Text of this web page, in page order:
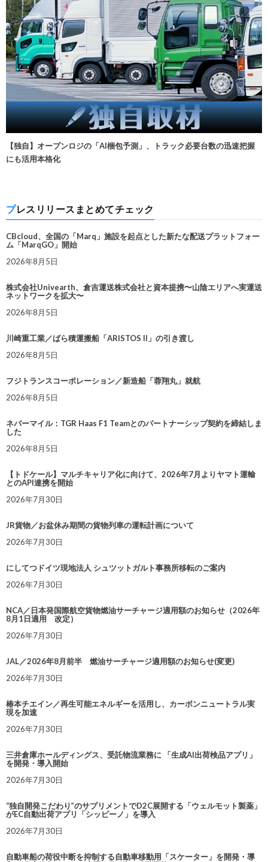
【独自】オープンロジの「AI梱包予測」、トラック必要台数の迅速把握
にも活用本格化
プレスリリースまとめてチェック
CBcloud、全国の「Marq」施設を起点とした新たな配送プラットフォー
ム「MarqGO」開始
2026年8月5日
株式会社Univearth、倉吉運送株式会社と資本提携〜山陰エリアへ実運送
ネットワークを拡大〜
2026年8月5日
川崎重工業／ばら積運搬船「ARISTOS II」の引き渡し
2026年8月5日
フジトランスコーポレーション／新造船「蓉翔丸」就航
2026年8月5日
ネバーマイル：TGR Haas F1 Teamとのパートナーシップ契約を締結しま
した
2026年8月5日
【トドケール】マルチキャリア化に向けて、2026年7月よりヤマト運輸
とのAPI連携を開始
2026年7月30日
JR貨物／お盆休み期間の貨物列車の運転計画について
2026年7月30日
にしてつドイツ現地法人 シュツットガルト事務所移転のご案内
2026年7月30日
NCA／日本発国際航空貨物燃油サーチャージ適用額のお知らせ（2026年
8月1日適用 改定）
2026年7月30日
JAL／2026年8月前半 燃油サーチャージ適用額のお知らせ(変更)
2026年7月30日
椿本チエイン／再生可能エネルギーを活用し、カーボンニュートラル実
現を加速
2026年7月30日
三井倉庫ホールディングス、受託物流業務に 「生成AI出荷検品アプリ」
を開発・導入開始
2026年7月30日
“独自開発こだわり”のサプリメントでD2C展開する「ウェルモット製薬」
がEC自動出荷アプリ「シッピーノ」を導入
2026年7月30日
自動車船の荷役中断を抑制する自動車移動用「スケーター」を開発・導